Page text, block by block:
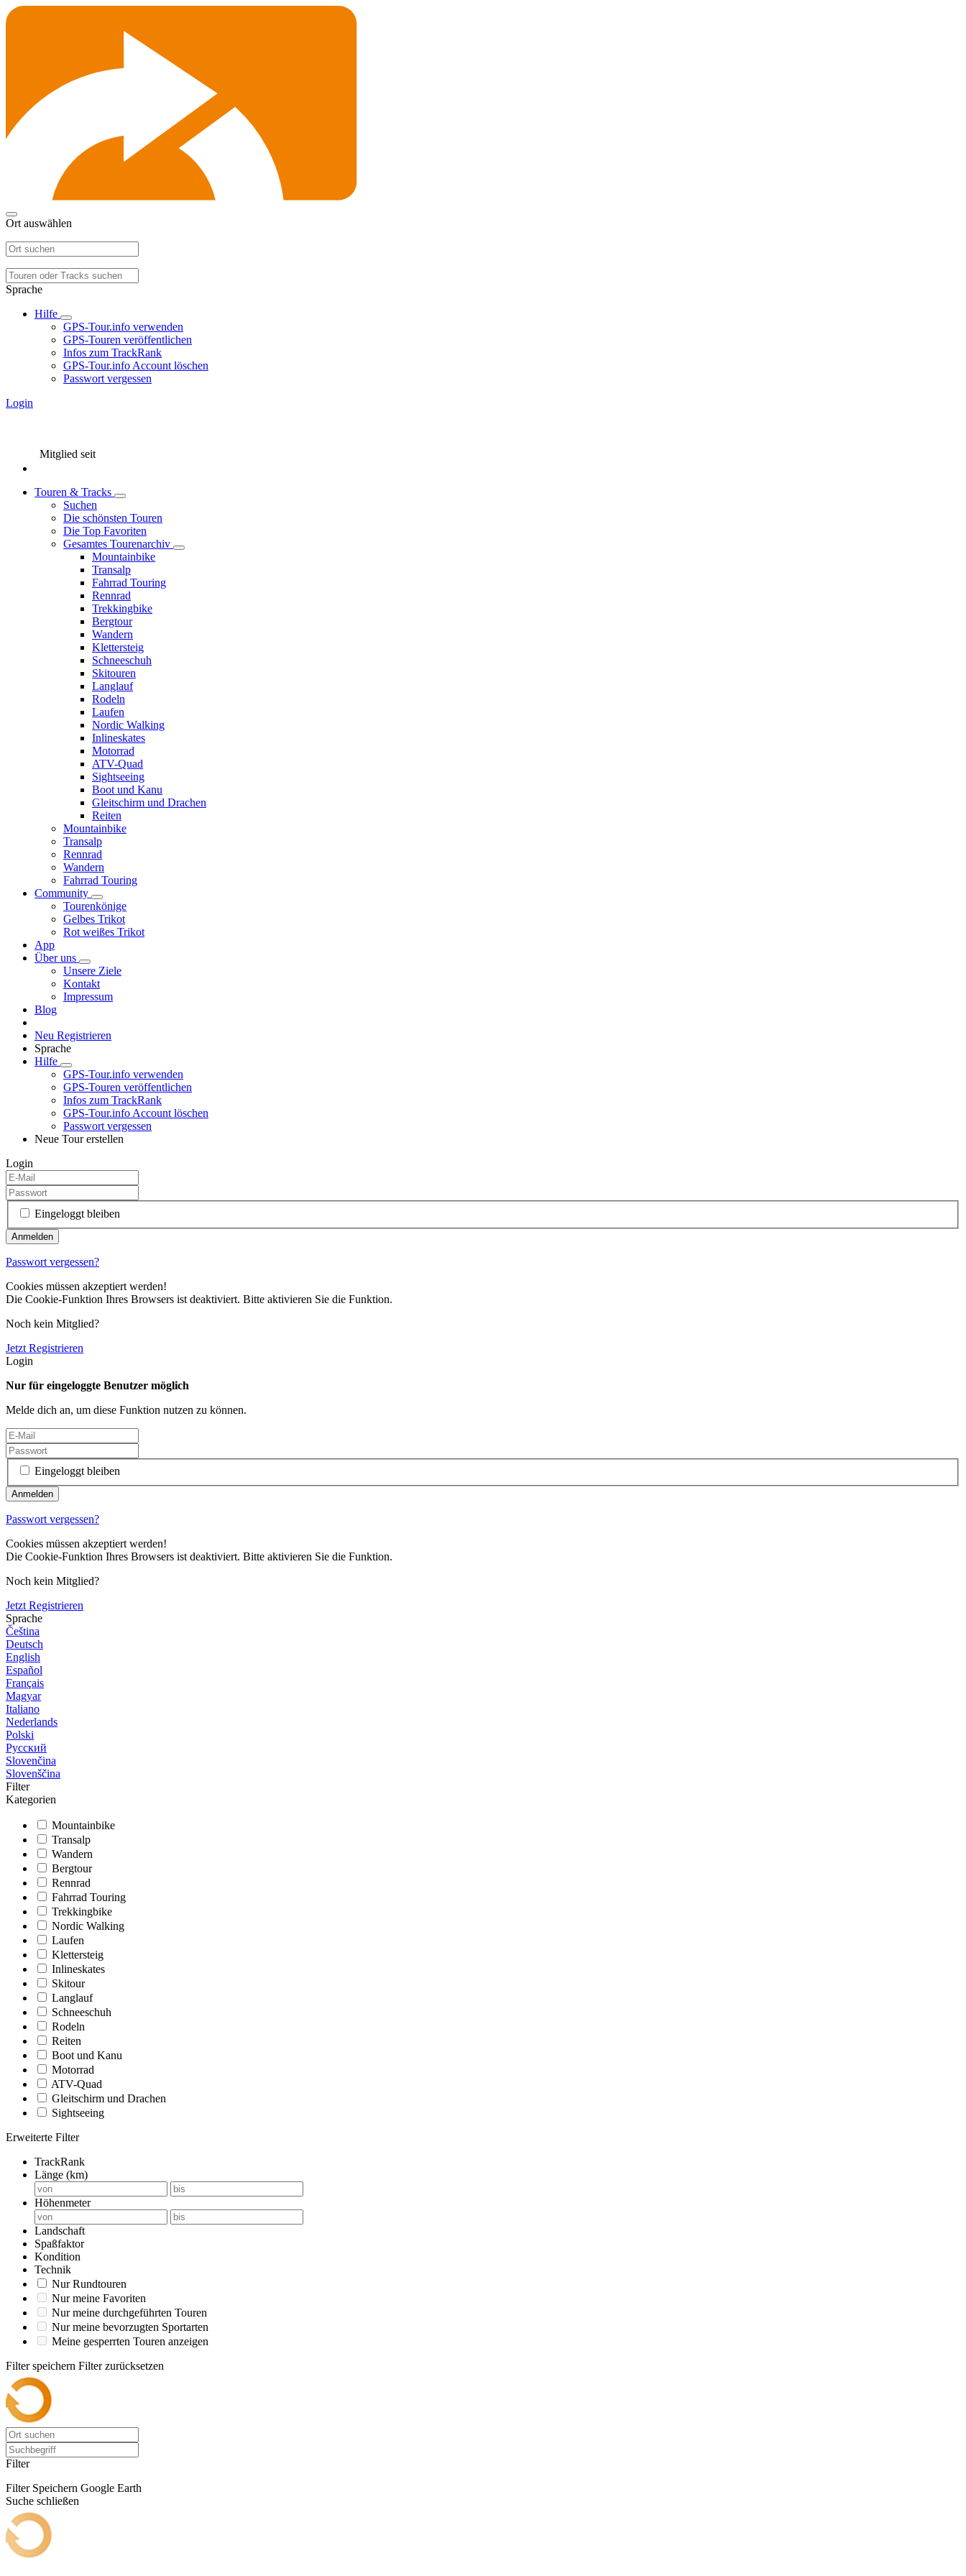
Ort auswählen
Sprache
Hilfe
GPS-Tour.info verwenden
GPS-Touren veröffentlichen
Infos zum TrackRank
GPS-Tour.info Account löschen
Passwort vergessen
Login
Mitglied seit
Touren & Tracks
Suchen
Die schönsten Touren
Die Top Favoriten
Gesamtes Tourenarchiv
Mountainbike
Transalp
Fahrrad Touring
Rennrad
Trekkingbike
Bergtour
Wandern
Klettersteig
Schneeschuh
Skitouren
Langlauf
Rodeln
Laufen
Nordic Walking
Inlineskates
Motorrad
ATV-Quad
Sightseeing
Boot und Kanu
Gleitschirm und Drachen
Reiten
Mountainbike
Transalp
Rennrad
Wandern
Fahrrad Touring
Community
Tourenkönige
Gelbes Trikot
Rot weißes Trikot
App
Über uns
Unsere Ziele
Kontakt
Impressum
Blog
Neu Registrieren
Sprache
Hilfe
GPS-Tour.info verwenden
GPS-Touren veröffentlichen
Infos zum TrackRank
GPS-Tour.info Account löschen
Passwort vergessen
Neue Tour erstellen
Login
Eingeloggt bleiben
Passwort vergessen?
Cookies müssen akzeptiert werden!
Die Cookie-Funktion Ihres Browsers ist deaktiviert. Bitte aktivieren Sie die Funktion.
Noch kein Mitglied?
Jetzt Registrieren
Login
Nur für eingeloggte Benutzer möglich
Melde dich an, um diese Funktion nutzen zu können.
Eingeloggt bleiben
Passwort vergessen?
Cookies müssen akzeptiert werden!
Die Cookie-Funktion Ihres Browsers ist deaktiviert. Bitte aktivieren Sie die Funktion.
Noch kein Mitglied?
Jetzt Registrieren
Sprache
Čeština
Deutsch
English
Español
Français
Magyar
Italiano
Nederlands
Polski
Русский
Slovenčina
Slovenščina
Filter
Kategorien
Mountainbike
Transalp
Wandern
Bergtour
Rennrad
Fahrrad Touring
Trekkingbike
Nordic Walking
Laufen
Klettersteig
Inlineskates
Skitour
Langlauf
Schneeschuh
Rodeln
Reiten
Boot und Kanu
Motorrad
ATV-Quad
Gleitschirm und Drachen
Sightseeing
Erweiterte Filter
TrackRank
Länge (km)
Höhenmeter
Landschaft
Spaßfaktor
Kondition
Technik
Nur Rundtouren
Nur meine Favoriten
Nur meine durchgeführten Touren
Nur meine bevorzugten Sportarten
Meine gesperrten Touren anzeigen
Filter speichern Filter zurücksetzen
Filter
Filter Speichern Google Earth
Suche schließen